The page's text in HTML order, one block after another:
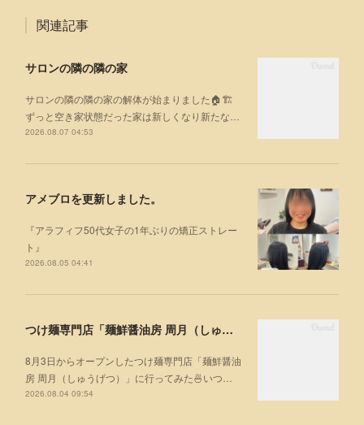
関連記事
サロンの隣の隣の家
サロンの隣の隣の家の解体が始まりました🏠🏗
ずっと空き家状態だった家は新しくなり新たな…
2026.08.07 04:53
アメブロを更新しました。
『アラフィフ50代女子の1年ぶりの矯正ストレー
ト』
2026.08.05 04:41
つけ麺専門店「麺鮮醤油房 周月（しゅうげつ）」⁡ に行ってみた🍜
8月3日からオープンしたつけ麺専門店「麺鮮醤油
房 周月（しゅうげつ）」⁡に行ってみた🍜いつ…
2026.08.04 09:54